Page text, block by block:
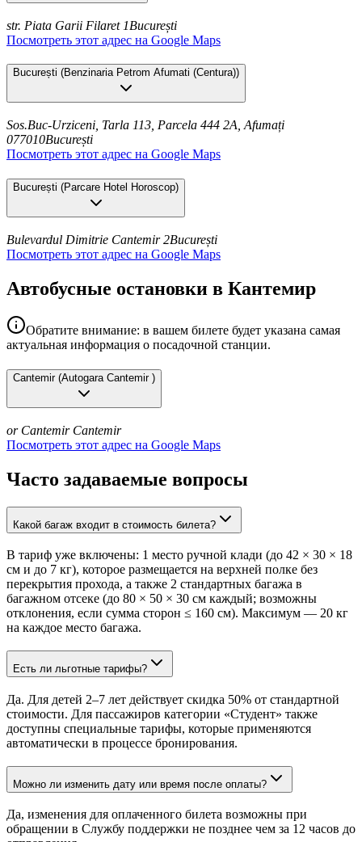
str. Piata Garii Filaret 1București
Посмотреть этот адрес на Google Maps
București (Benzinaria Petrom Afumati (Centura))
Sos.Buc-Urziceni, Tarla 113, Parcela 444 2A, Afumați
077010București
Посмотреть этот адрес на Google Maps
București (Parcare Hotel Horoscop)
Bulevardul Dimitrie Cantemir 2București
Посмотреть этот адрес на Google Maps
Автобусные остановки в Кантемир
Обратите внимание: в вашем билете будет указана самая
актуальная информация о посадочной станции.
Cantemir (Autogara Cantemir )
or Cantemir Cantemir
Посмотреть этот адрес на Google Maps
Часто задаваемые вопросы
Какой багаж входит в стоимость билета?
В тариф уже включены: 1 место ручной клади (до 42 × 30 × 18
см и до 7 кг), которое размещается на верхней полке без
перекрытия прохода, а также 2 стандартных багажа в
багажном отсеке (до 80 × 50 × 30 см каждый; возможны
отклонения, если сумма сторон ≤ 160 см). Максимум — 20 кг
на каждое место багажа.
Есть ли льготные тарифы?
Да. Для детей 2–7 лет действует скидка 50% от стандартной
стоимости. Для пассажиров категории «Студент» также
доступны специальные тарифы, которые применяются
автоматически в процессе бронирования.
Можно ли изменить дату или время после оплаты?
Да, изменения для оплаченного билета возможны при
обращении в Службу поддержки не позднее чем за 12 часов до